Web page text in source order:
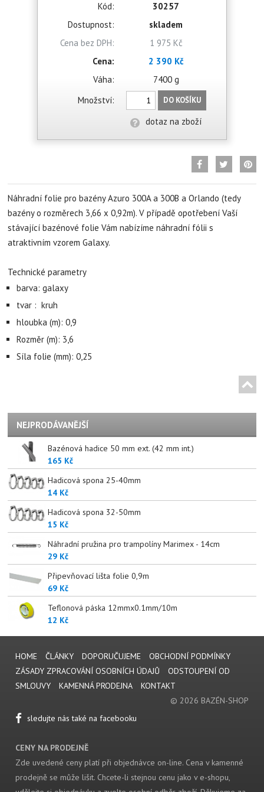
Kód:
30257
Dostupnost:
skladem
Cena bez DPH:
1 975 Kč
Cena:
2 390 Kč
Váha:
7400 g
Množství:
DO KOŠÍKU
dotaz na zboží
Náhradní folie pro bazény Azuro 300A a 300B a Orlando (tedy
bazény o rozměrech 3,66 x 0,92m). V případě opotřebení Vaší
stávající bazénové folie Vám nabízíme náhradní fólii s
atraktivním vzorem Galaxy.
Technické parametry
barva: galaxy
tvar : kruh
hloubka (m): 0,9
Rozměr (m): 3,6
Síla folie (mm): 0,25
NEJPRODÁVANĚJŠÍ
Bazénová hadice 50 mm ext. (42 mm int.)
165 Kč
Hadicová spona 25-40mm
14 Kč
Hadicová spona 32-50mm
15 Kč
Náhradní pružina pro trampolíny Marimex - 14cm
29 Kč
Připevňovací lišta folie 0,9m
69 Kč
Teflonová páska 12mmx0.1mm/10m
12 Kč
HOME ČLÁNKY DOPORUČUJEME
OBCHODNÍ PODMÍNKY
ZÁSADY ZPRACOVÁNÍ OSOBNÍCH ÚDAJŮ
ODSTOUPENÍ OD
SMLOUVY
KAMENNÁ PRODEJNA
KONTAKT
© 2026 BAZÉN-SHOP
sledujte nás také na facebooku
CENY NA PRODEJNĚ
Zde uvedené ceny platí při objednávce on-line. Cena v kamenné
prodejně se může lišit. Chcete-li stejnou cenu jako v e-shopu,